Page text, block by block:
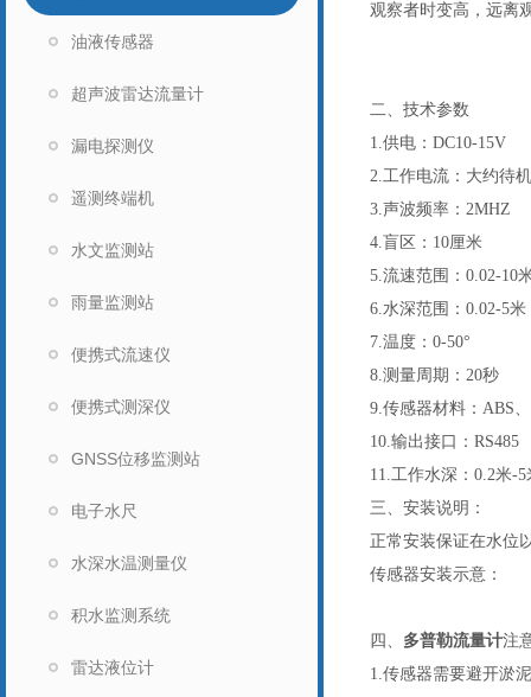
油液传感器
超声波雷达流量计
漏电探测仪
遥测终端机
水文监测站
雨量监测站
便携式流速仪
便携式测深仪
GNSS位移监测站
电子水尺
水深水温测量仪
积水监测系统
雷达液位计
观察者时变高，远离
二、技术参数
1.供电：DC10-15V
2.工作电流：大约待
3.声波频率：2MHZ
4.盲区：10厘米
5.流速范围：0.02-10
6.水深范围：0.02-5米
7.温度：0-50°
8.测量周期：20秒
9.传感器材料：ABS
10.输出接口：RS485
11.工作水深：0.2米-5
三、安装说明：
正常安装保证在水位
传感器安装示意：
四、 多普勒流量计注
1.传感器需要避开淤